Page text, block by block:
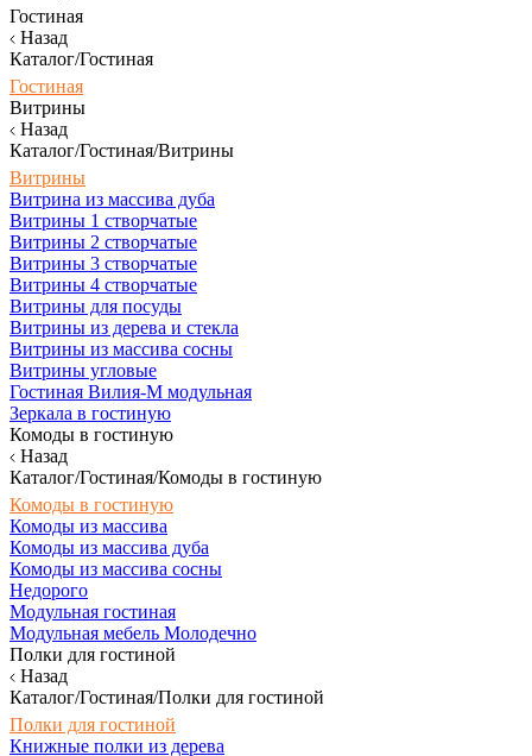
Гостиная
Назад
Каталог/Гостиная
Гостиная
Витрины
Назад
Каталог/Гостиная/Витрины
Витрины
Витрина из массива дуба
Витрины 1 створчатые
Витрины 2 створчатые
Витрины 3 створчатые
Витрины 4 створчатые
Витрины для посуды
Витрины из дерева и стекла
Витрины из массива сосны
Витрины угловые
Гостиная Вилия-М модульная
Зеркала в гостиную
Комоды в гостиную
Назад
Каталог/Гостиная/Комоды в гостиную
Комоды в гостиную
Комоды из массива
Комоды из массива дуба
Комоды из массива сосны
Недорого
Модульная гостиная
Модульная мебель Молодечно
Полки для гостиной
Назад
Каталог/Гостиная/Полки для гостиной
Полки для гостиной
Книжные полки из дерева